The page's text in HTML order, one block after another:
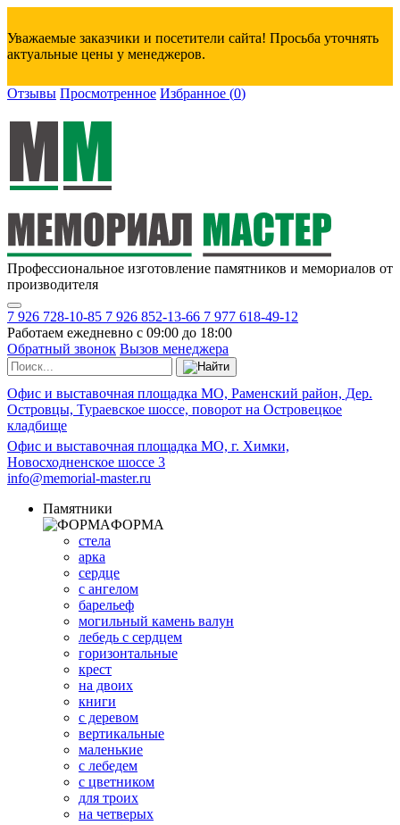
Уважаемые заказчики и посетители сайта! Просьба уточнять
актуальные цены у менеджеров.
Отзывы Просмотренное Избранное (0)
Профессиональное изготовление памятников и мемориалов от
производителя
7 926 728-10-85 7 926 852-13-66 7 977 618-49-12
Работаем ежедневно с 09:00 до 18:00
Обратный звонок Вызов менеджера
Офис и выставочная площадка МО, Раменский район, Дер.
Островцы, Тураевское шоссе, поворот на Островецкое
кладбище
Офис и выставочная площадка МО, г. Химки,
Новосходненское шоссе 3
info@memorial-master.ru
Памятники
ФОРМА
стела
арка
сердце
с ангелом
барельеф
могильный камень валун
лебедь с сердцем
горизонтальные
крест
на двоих
книги
с деревом
вертикальные
маленькие
с лебедем
с цветником
для троих
на четверых